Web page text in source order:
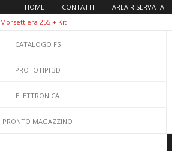
HOME CONTATTI
AREA RISERVATA
Morsettiera 255 + Kit
CATALOGO FS
PROTOTIPI 3D
ELETTRONICA
PRONTO MAGAZZINO